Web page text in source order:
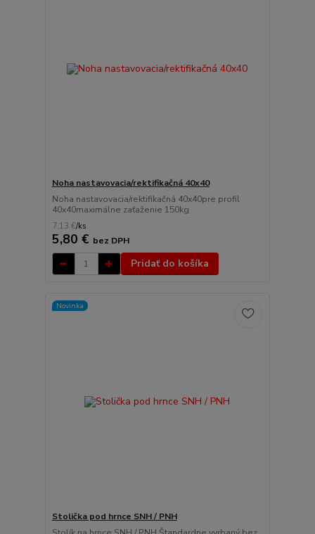
Noha nastavovacia/rektifikačná 40x40
Noha nastavovacia/rektifikačná 40x40pre profil
40x40maximálne zaťaženie 150kg
7,13 €/ks
5,80 € bez DPH
Pridať do košíka
Novinka
Stolička pod hrnce SNH / PNH